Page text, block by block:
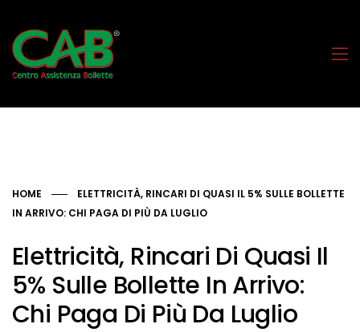
HOME
ELETTRICITÀ, RINCARI DI QUASI IL 5% SULLE BOLLETTE
IN ARRIVO: CHI PAGA DI PIÙ DA LUGLIO
Elettricità, Rincari Di Quasi Il
5% Sulle Bollette In Arrivo:
Chi Paga Di Più Da Luglio